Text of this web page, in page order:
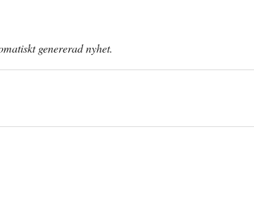
genererad nyhet.